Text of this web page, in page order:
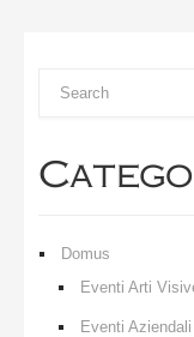
Domus
Eventi Arti
Eventi Aziendali